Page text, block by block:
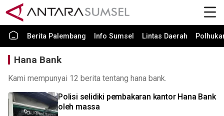
Berita Palembang Info Sumsel Lintas Daerah
Hana Bank
Kami mempunyai 12 berita tentang hana bank.
Polisi selidiki pembakaran kantor Hana Bank
oleh massa